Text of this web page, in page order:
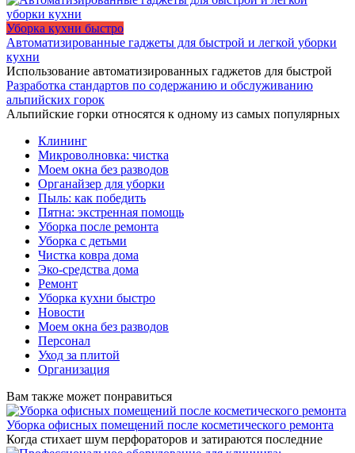
Уборка кухни быстро
Автоматизированные гаджеты для быстрой и легкой уборки
кухни
Использование автоматизированных гаджетов для быстрой
Разработка стандартов по содержанию и обслуживанию
альпийских горок
Альпийские горки относятся к одному из самых популярных
Клининг
Микроволновка: чистка
Моем окна без разводов
Органайзер для уборки
Пыль: как победить
Пятна: экстренная помощь
Уборка после ремонта
Уборка с детьми
Чистка ковра дома
Эко-средства дома
Ремонт
Уборка кухни быстро
Новости
Моем окна без разводов
Персонал
Уход за плитой
Организация
Вам также может понравиться
Уборка офисных помещений после косметического ремонта
Когда стихает шум перфораторов и затираются последние